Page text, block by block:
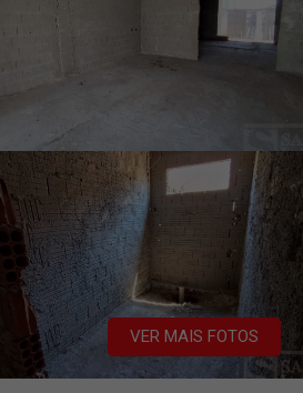
VER MAIS FOTOS